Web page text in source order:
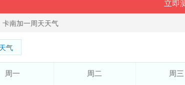
卡南加一周天天气
气
周一 周二 周三